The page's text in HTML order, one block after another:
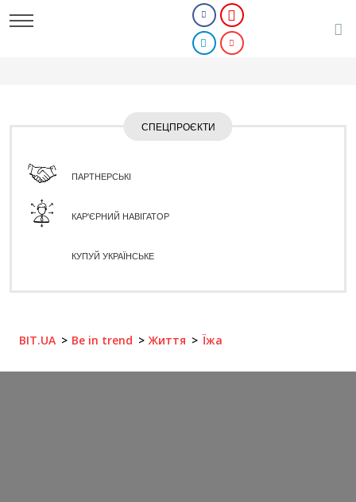
СПЕЦПРОЄКТИ
ПАРТНЕРСЬКІ
КАР'ЄРНИЙ НАВІГАТОР
КУПУЙ УКРАЇНСЬКЕ
BIT.UA Be in trend Життя Їжа